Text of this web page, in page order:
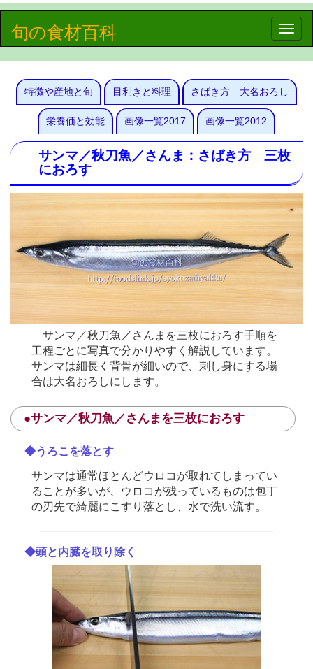
Toggle
旬の食材百科
特徴や産地と旬 目利きと料理 さばき方 大名おろし
栄養価と効能 画像一覧2017 画像一覧2012
サンマ／秋刀魚／さんま：さばき方 三枚
におろす
サンマ／秋刀魚／さんまを三枚におろす手順を
工程ごとに写真で分かりやすく解説しています。
サンマは細長く背骨が細いので、刺し身にする場
合は大名おろしにします。
●サンマ／秋刀魚／さんまを三枚におろす
◆うろこを落とす
サンマは通常ほとんどウロコが取れてしまってい
ることが多いが、ウロコが残っているものは包丁
の刃先で綺麗にこすり落とし、水で洗い流す。
◆頭と内臓を取り除く